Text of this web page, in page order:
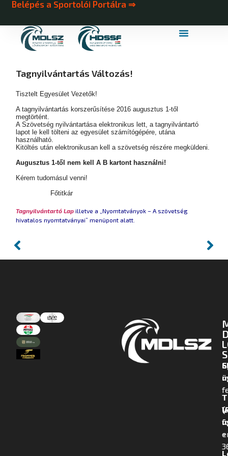
Belépés a Sportolói Portálra ⇒
Tagnyilvántartás Változás!
Tisztelt Egyesület Vezetők!
A tagnyilvántartás korszerűsítése 2016 augusztus 1-től
megtörtént.
A Szövetség nyilvántartása elektronikus lett, a tagnyilvántartó
lapot le kell tölteni az egyesület számítógépére, utána
használható.
Kitöltés után elektronikusan kell a szövetség részére megküldeni.
Augusztus 1-től nem kell A B kartont használni!
Kérem tudomásul venni!
Főtitkár
Tagnyilvántartó Lap illetve a „Nyomtatványok – A szövetség
hivatalos nyomtatványai” menüpont alatt.
+